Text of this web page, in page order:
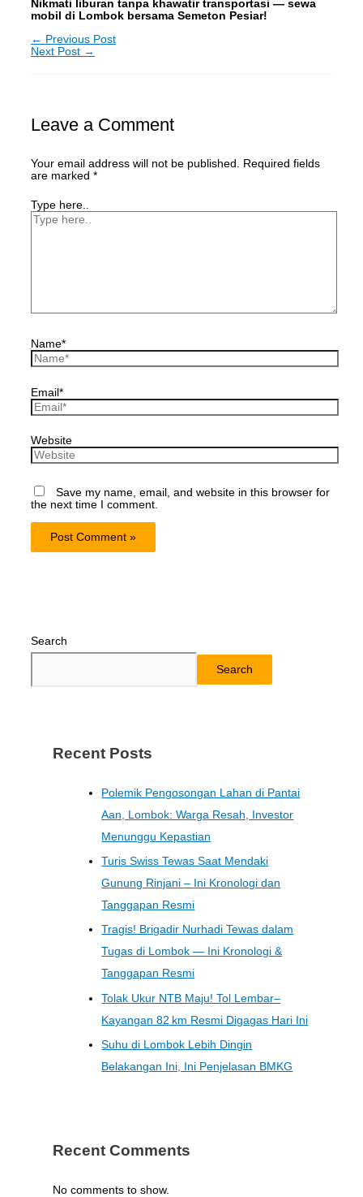
Nikmati liburan tanpa khawatir transportasi — sewa
mobil di Lombok bersama Semeton Pesiar!
← Previous Post
Next Post →
Leave a Comment
Your email address will not be published. Required fields
are marked *
Type here..
Name*
Email*
Website
Save my name, email, and website in this browser for
the next time I comment.
Search
Search
Recent Posts
Polemik Pengosongan Lahan di Pantai
Aan, Lombok: Warga Resah, Investor
Menunggu Kepastian
Turis Swiss Tewas Saat Mendaki
Gunung Rinjani – Ini Kronologi dan
Tanggapan Resmi
Tragis! Brigadir Nurhadi Tewas dalam
Tugas di Lombok — Ini Kronologi &
Tanggapan Resmi
Tolak Ukur NTB Maju! Tol Lembar–
Kayangan 82 km Resmi Digagas Hari Ini
Suhu di Lombok Lebih Dingin
Belakangan Ini, Ini Penjelasan BMKG
Recent Comments
No comments to show.